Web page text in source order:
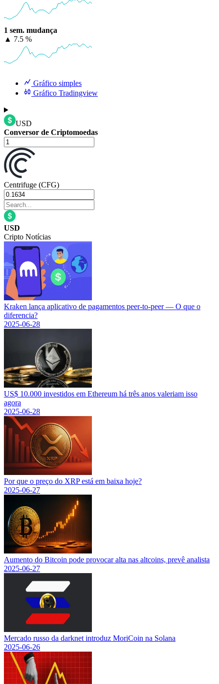
1 sem. mudança
▲ 7.5 %
Gráfico simples
Gráfico Tradingview
USD
Conversor de Criptomoedas
Centrifuge (CFG)
USD
Cripto Notícias
Kraken lança aplicativo de pagamentos peer-to-peer — O que o
diferencia?
2025-06-28
US$ 10.000 investidos em Ethereum há três anos valeriam isso
agora
2025-06-28
Por que o preço do XRP está em baixa hoje?
2025-06-27
Aumento do Bitcoin pode provocar alta nas altcoins, prevê analista
2025-06-27
Mercado russo da darknet introduz MoriCoin na Solana
2025-06-26